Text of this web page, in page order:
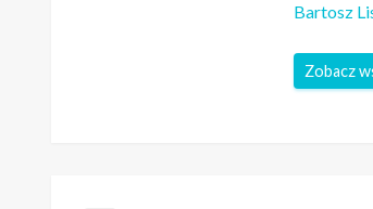
Bartosz
Zobacz